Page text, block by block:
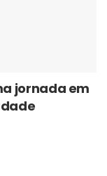
jornada em